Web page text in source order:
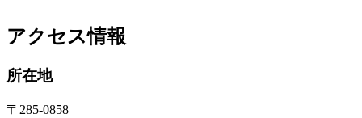
アクセス情報
所在地
〒285-0858